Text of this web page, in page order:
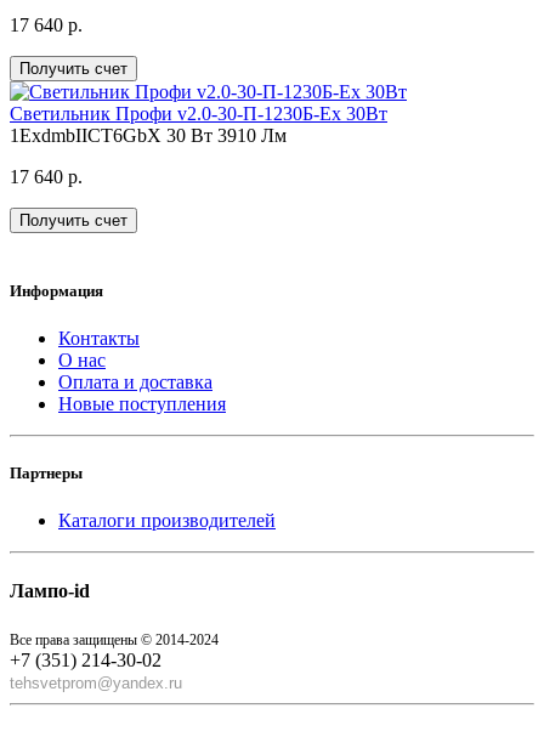
17 640 р.
Получить счет
Светильник Профи v2.0-30-П-1230Б-Ex 30Вт
1ExdmbIICT6GbX 30 Вт 3910 Лм
17 640 р.
Получить счет
Информация
Контакты
О нас
Оплата и доставка
Новые поступления
Партнеры
Каталоги производителей
Лампо-id
Все права защищены © 2014-2024
+7 (351) 214-30-02
tehsvetprom@yandex.ru